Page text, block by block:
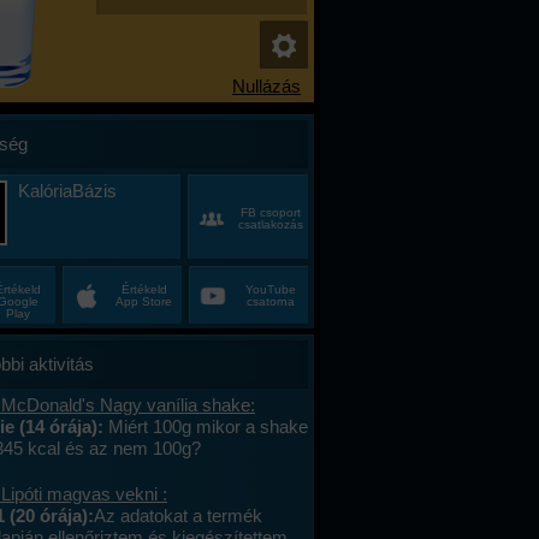
KalóriaBázis
FB csoport
csatlakozás
Play
Értékeld
App Store
YouTube
csatorna
aktivitás
Nagy vanília shake:
(14 órája): Miért 100g mikor a shake
kcal és az nem 100g?
magvas vekni :
(20 órája):Az adatokat a termék